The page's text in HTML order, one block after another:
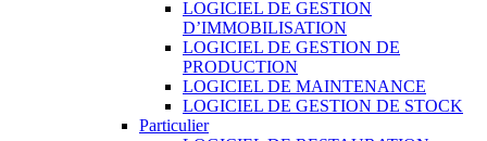
LOGICIEL DE GESTION
D’IMMOBILISATION
LOGICIEL DE GESTION DE
PRODUCTION
LOGICIEL DE MAINTENANCE
LOGICIEL DE GESTION DE STOCK
Particulier